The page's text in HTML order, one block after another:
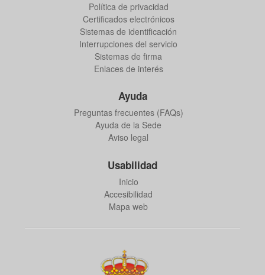
Política de privacidad
Certificados electrónicos
Sistemas de identificación
Interrupciones del servicio
Sistemas de firma
Enlaces de interés
Ayuda
Preguntas frecuentes (FAQs)
Ayuda de la Sede
Aviso legal
Usabilidad
Inicio
Accesibilidad
Mapa web